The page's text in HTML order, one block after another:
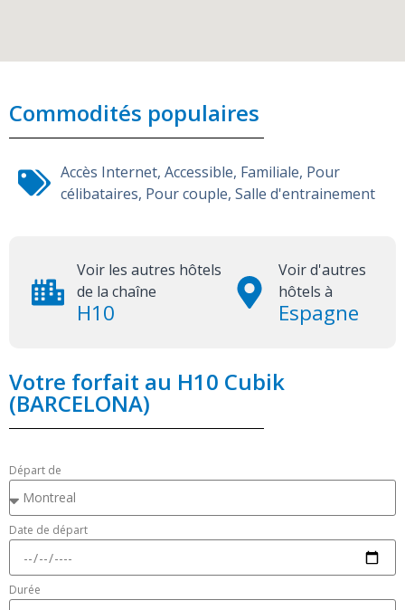
Commodités populaires
Accès Internet, Accessible, Familiale, Pour
célibataires, Pour couple, Salle d'entrainement
Voir les autres hôtels
de la chaîne
H10
Voir d'autres
hôtels à
Espagne
Votre forfait au H10 Cubik
(BARCELONA)
Départ de
Date de départ
Durée